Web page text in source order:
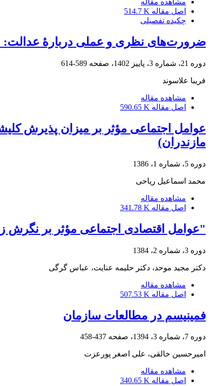
مشاهده مقاله
اصل مقاله 514.7 K
چکیده تفصیلی
ضرورت‌های نظری و عملی دربارۀ عدالت:
دوره 21، شماره 3، پاییز 1402، صفحه 589-614
فریبا علاسوند
مشاهده مقاله
اصل مقاله 590.65 K
عوامل اجتماعی مؤثر بر میزان پذیرش
مازندران)
دوره 5، شماره 1، 1386
محمد اسماعیل ریاحی
مشاهده مقاله
اصل مقاله 341.78 K
"عوامل اقتصادی اجتماعی مؤثر بر نگرش
دوره 3، شماره 2، 1384
دکتر مجید موحد، دکتر حلیمه عنایت، عباس گرگی
مشاهده مقاله
اصل مقاله 507.53 K
فمینیسم در مطالعات سازمان
دوره 7، شماره 3، 1394، صفحه 437-458
امیرحسین خالقی، علی اصغر پورعزت
مشاهده مقاله
اصل مقاله 340.65 K